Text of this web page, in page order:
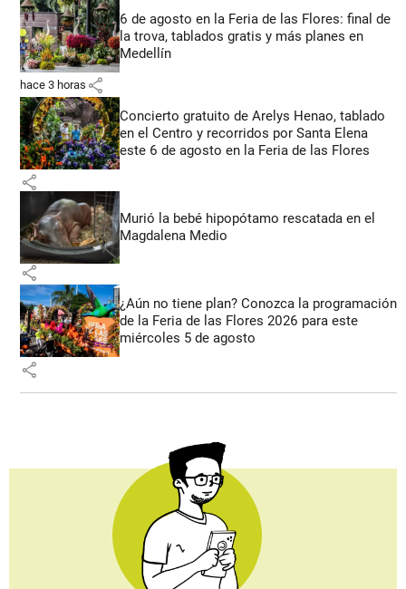
6 de agosto en la Feria de las Flores: final de
la trova, tablados gratis y más planes en
Medellín
hace 3 horas share
Concierto gratuito de Arelys Henao, tablado
en el Centro y recorridos por Santa Elena
este 6 de agosto en la Feria de las Flores
share
Murió la bebé hipopótamo rescatada en el
Magdalena Medio
share
¿Aún no tiene plan? Conozca la programación
de la Feria de las Flores 2026 para este
miércoles 5 de agosto
share